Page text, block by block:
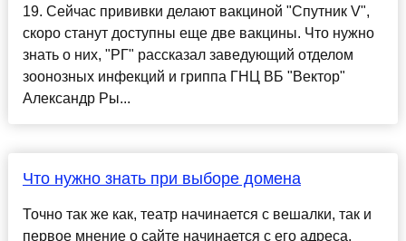
19. Сейчас прививки делают вакциной "Спутник V",
скоро станут доступны еще две вакцины. Что нужно
знать о них, "РГ" рассказал заведующий отделом
зоонозных инфекций и гриппа ГНЦ ВБ "Вектор"
Александр Ры...
Что нужно знать при выборе домена
Точно так же как, театр начинается с вешалки, так и
первое мнение о сайте начинается с его адреса.